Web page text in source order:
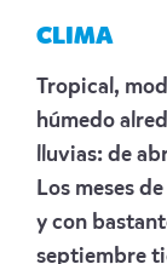
CLIMA
Tropical,
húmedo
lluvias: de
Los meses
y con
septiembre